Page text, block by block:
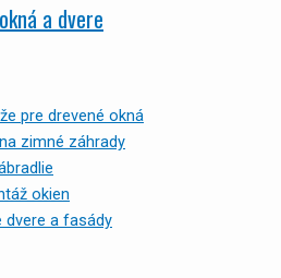
a dvere
pre drevené okná
zimné záhrady
okien
dvere a fasády